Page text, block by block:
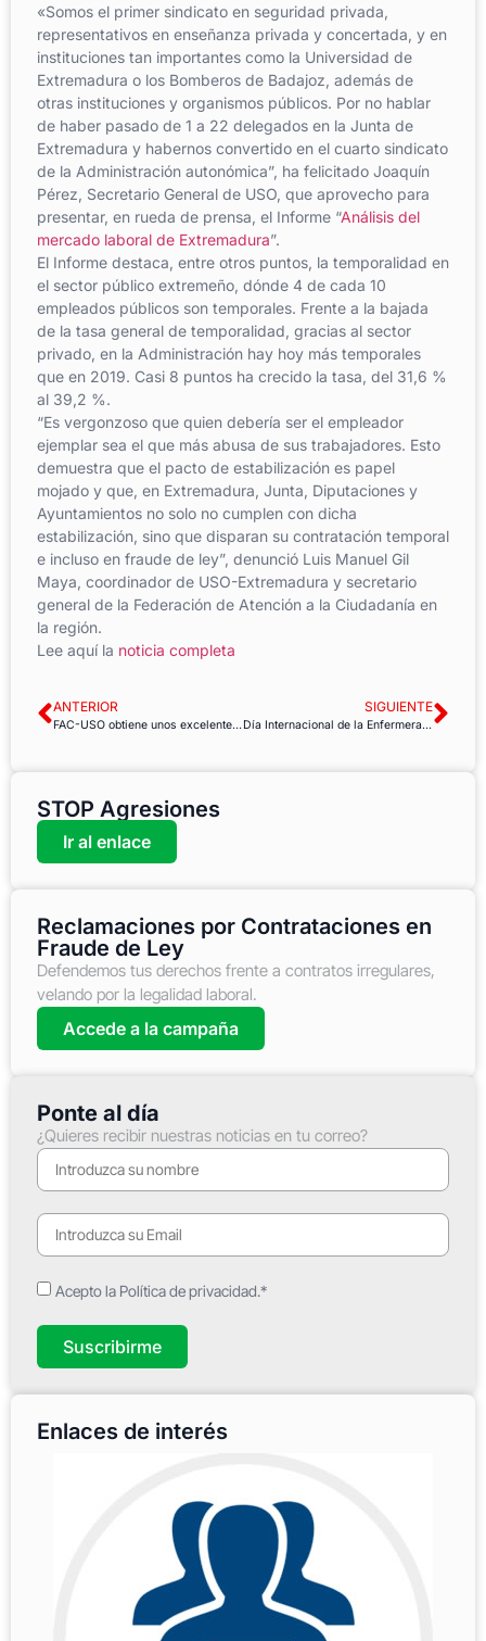
«Somos el primer sindicato en seguridad privada,
representativos en enseñanza privada y concertada, y en
instituciones tan importantes como la Universidad de
Extremadura o los Bomberos de Badajoz, además de
otras instituciones y organismos públicos. Por no hablar
de haber pasado de 1 a 22 delegados en la Junta de
Extremadura y habernos convertido en el cuarto sindicato
de la Administración autonómica”, ha felicitado Joaquín
Pérez, Secretario General de USO, que aprovecho para
presentar, en rueda de prensa, el Informe “Análisis del
mercado laboral de Extremadura”.
El Informe destaca, entre otros puntos, la temporalidad en
el sector público extremeño, dónde 4 de cada 10
empleados públicos son temporales. Frente a la bajada
de la tasa general de temporalidad, gracias al sector
privado, en la Administración hay hoy más temporales
que en 2019. Casi 8 puntos ha crecido la tasa, del 31,6 %
al 39,2 %.
“Es vergonzoso que quien debería ser el empleador
ejemplar sea el que más abusa de sus trabajadores. Esto
demuestra que el pacto de estabilización es papel
mojado y que, en Extremadura, Junta, Diputaciones y
Ayuntamientos no solo no cumplen con dicha
estabilización, sino que disparan su contratación temporal
e incluso en fraude de ley”, denunció Luis Manuel Gil
Maya, coordinador de USO-Extremadura y secretario
general de la Federación de Atención a la Ciudadanía en
la región.
Lee aquí la noticia completa
ANTERIOR
FAC-USO obtiene unos excelentes resultados y crece en representación en el Ayuntamiento de La Laguna
SIGUIENTE
Día Internacional de la Enfermera 2023: enfermeras hartas piden más sueldo y personal seguro
STOP Agresiones
Ir al enlace
Reclamaciones por Contrataciones en
Fraude de Ley
Defendemos tus derechos frente a contratos irregulares,
velando por la legalidad laboral.
Accede a la campaña
Ponte al día
¿Quieres recibir nuestras noticias en tu correo?
Acepto la Política de privacidad.*
Suscribirme
Enlaces de interés